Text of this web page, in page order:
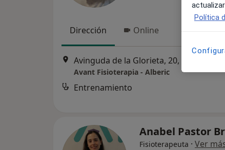
Dirección Online
Avinguda de la Glorieta, 20, Alberic
Avant Fisioterapia - Alberic
Entrenamiento
Anabel Pastor
Fisioterapeuta · Ver
Política